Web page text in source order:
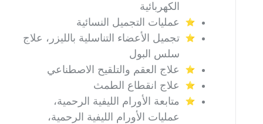
الكهربائية
عمليات التجميل النسائية
تجميل الأعضاء التناسلية بالليزر، علاج
سلس البول
علاج العقم والتلقيح الاصطناعي
علاج انقطاع الطمث
متابعة الأورام الليفية الرحمية،
عمليات الأورام الليفية الرحمية،